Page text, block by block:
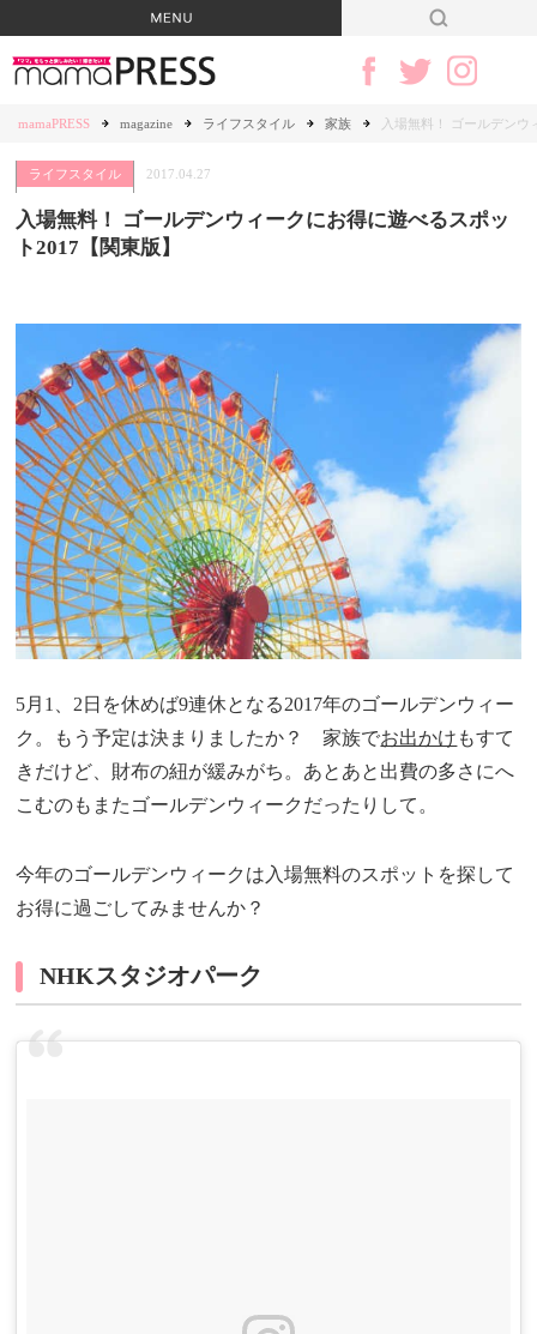
mamaPRESS magazine ライフスタイル 家族 入場無料！ ゴールデン
ライフスタイル 2017.04.27
入場無料！ ゴールデンウィークにお得に遊べるスポッ
ト2017【関東版】
5月1、2日を休めば9連休となる2017年のゴールデンウィー
ク。もう予定は決まりましたか？ 家族でお出かけ もすて
きだけど、財布の紐が緩みがち。あとあと出費の多さにへ
こむのもまたゴールデンウィークだったりして。
今年のゴールデンウィークは入場無料のスポットを探して
お得に過ごしてみませんか？
NHKスタジオパーク